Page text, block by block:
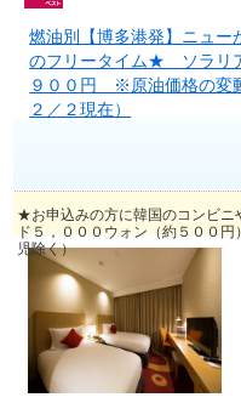
燃油別【博多港発】ニュ
のフリータイム★ ソラリ
９００円 ※原油価格の変
２／２現在）
★お申込みの方に韓国のコンビニ
ド５，０００ウォン（約５００
児除く）